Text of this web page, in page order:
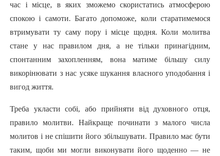
час i місце, в яких зможемо скористатись атмосферою
спокою i сaмoти. Багато допоможе, коли старатимемося
втримувати ту саму пopy i місце щодня. Коли молитва
стане у нас правилом дня, а не тільки принагідним,
спонтанним захопленням, вона матиме більшу силу
викорінювати з нас усяке шукання власного уподобання i
вигод життя.
Треба укласти собі, aбo прийняти від духовного отця,
правило молитви. Найкраще починати з малого числа
молитов i не спішити його збільшувати. Правило має бути
таким, щоби ми могли виконувати його щоденно — не